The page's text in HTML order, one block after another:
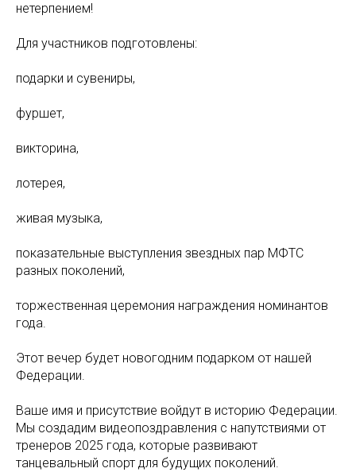
нетерпением!
Для участников подготовлены:
подарки и сувениры,
фуршет,
викторина,
лотерея,
живая музыка,
показательные выступления звездных пар МФТС
разных поколений,
торжественная церемония награждения номинантов
года.
Этот вечер будет новогодним подарком от нашей
Федерации.
Ваше имя и присутствие войдут в историю Федерации.
Мы создадим видеопоздравления с напутствиями от
тренеров 2025 года, которые развивают
танцевальный спорт для будущих поколений.